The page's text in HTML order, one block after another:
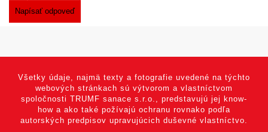
Všetky údaje, najmä texty a fotografie uvedené na týchto
webových stránkach sú výtvorom a vlastníctvom
spoločnosti TRUMF sanace s.r.o., predstavujú jej know-
how a ako také požívajú ochranu rovnako podľa
autorských predpisov upravujúcich duševné vlastníctvo.